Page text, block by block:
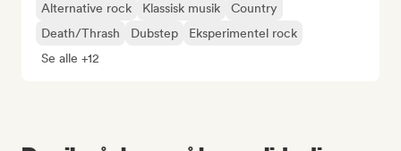
Alternative rock Klassisk musik
Country
Death/Thrash
Dubstep
Eksperimentel rock
Se alle +12